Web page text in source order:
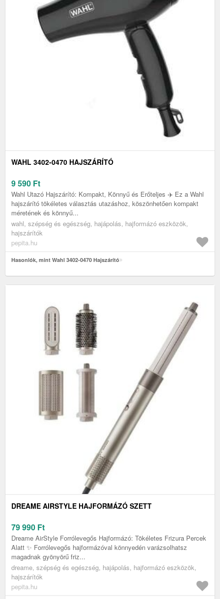
WAHL 3402-0470 HAJSZÁRÍTÓ
9 590 Ft
Wahl Utazó Hajszárító: Kompakt, Könnyű és Erőteljes ✈️ Ez a Wahl
hajszárító tökéletes választás utazáshoz, köszönhetően kompakt
méretének és könnyű...
wahl, szépség és egészség, hajápolás, hajformázó eszközök,
hajszárítók
pepita.hu
Hasonlók, mint Wahl 3402-0470 Hajszárító
DREAME AIRSTYLE HAJFORMÁZÓ SZETT
79 990 Ft
Dreame AirStyle Forrólevegős Hajformázó: Tökéletes Frizura Percek
Alatt ✨ Forrólevegős hajformázóval könnyedén varázsolhatsz
magadnak gyönyörű friz...
dreame, szépség és egészség, hajápolás, hajformázó eszközök,
hajszárítók
pepita.hu